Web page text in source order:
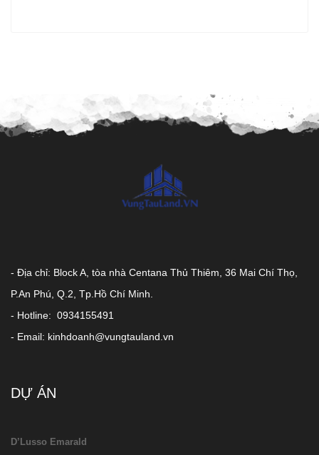
- Địa chỉ: Block A, tòa nhà Centana Thủ Thiêm, 36 Mai Chí Thọ,
P.An Phú, Q.2, Tp.Hồ Chí Minh.
- Hotline: 0934155491
- Email: kinhdoanh@vungtauland.vn
DỰ ÁN
D’Lusso Emarald